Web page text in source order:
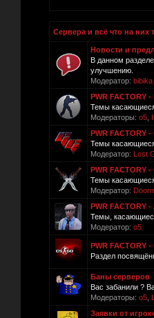
Сервера и всё что на них
Новости и
В данном
улучшению.
Модератор: bibika
PWR FACTORY
Темы
Модераторы: o5
PWR FACTORY
Темы
Модератор: Lost
PWR FACTORY
Темы
Модератор:
PWR FACTORY
Темы,
Модератор: o5
PWR FACTORY
Раздел
Баны серверов
Вас забанили ?
Модераторы: o5
Заявки от